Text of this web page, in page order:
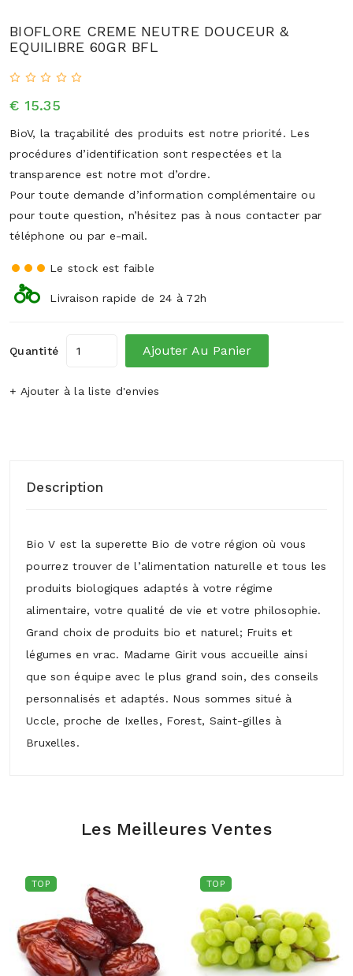
BIOFLORE CREME NEUTRE DOUCEUR &
EQUILIBRE 60GR BFL
€ 15.35
BioV, la traçabilité des produits est notre priorité. Les
procédures d’identification sont respectées et la
transparence est notre mot d’ordre.
Pour toute demande d’information complémentaire ou
pour toute question, n’hésitez pas à nous contacter par
téléphone ou par e-mail.
Le stock est faible
Livraison rapide de 24 à 72h
Quantité Ajouter Au Panier
+ Ajouter à la liste d'envies
Description
Bio V est la superette Bio de votre région où vous
pourrez trouver de l’alimentation naturelle et tous les
produits biologiques adaptés à votre régime
alimentaire, votre qualité de vie et votre philosophie.
Grand choix de produits bio et naturel; Fruits et
légumes en vrac. Madame Girit vous accueille ainsi
que son équipe avec le plus grand soin, des conseils
personnalisés et adaptés. Nous sommes situé à
Uccle, proche de Ixelles, Forest, Saint-gilles à
Bruxelles.
Les Meilleures Ventes
TOP TOP